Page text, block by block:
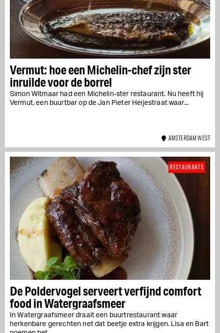
Vermut: hoe een Michelin-chef zijn ster
inruilde voor de borrel
Simon Witmaar had een Michelin-ster restaurant. Nu heeft hij
Vermut, een buurtbar op de Jan Pieter Heijestraat waar...
AMSTERDAM WEST
De Poldervogel serveert verfijnd comfort
food in Watergraafsmeer
In Watergraafsmeer draait een buurtrestaurant waar
herkenbare gerechten net dat beetje extra krijgen. Lisa en Bart
RESTAURANTS